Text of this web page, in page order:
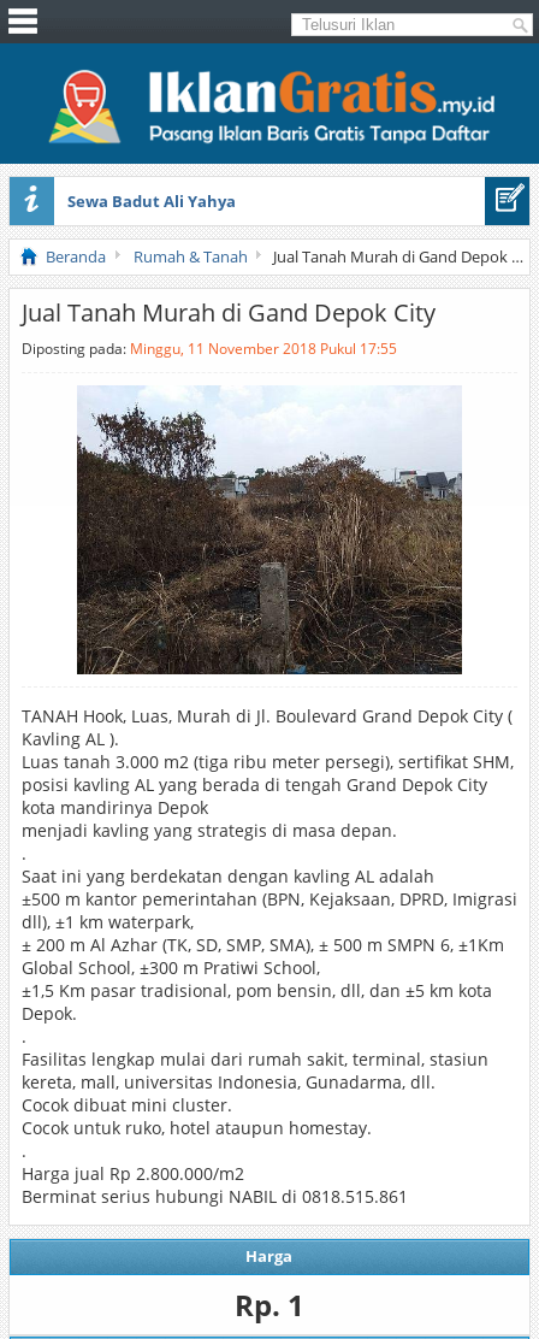
Sewa Badut Ali Yahya
Honda Brio 1.3 E AT CBU 2012 Putih
Beranda Rumah & Tanah Jual Tanah Murah di Gand Depok City
Jual Tanah Murah di Gand Depok City
Diposting pada: Minggu, 11 November 2018 Pukul 17:55
TANAH Hook, Luas, Murah di Jl. Boulevard Grand Depok City (
Kavling AL ).
Luas tanah 3.000 m2 (tiga ribu meter persegi), sertifikat SHM,
posisi kavling AL yang berada di tengah Grand Depok City
kota mandirinya Depok
menjadi kavling yang strategis di masa depan.
.
Saat ini yang berdekatan dengan kavling AL adalah
±500 m kantor pemerintahan (BPN, Kejaksaan, DPRD, Imigrasi
dll), ±1 km waterpark,
± 200 m Al Azhar (TK, SD, SMP, SMA), ± 500 m SMPN 6, ±1Km
Global School, ±300 m Pratiwi School,
±1,5 Km pasar tradisional, pom bensin, dll, dan ±5 km kota
Depok.
.
Fasilitas lengkap mulai dari rumah sakit, terminal, stasiun
kereta, mall, universitas Indonesia, Gunadarma, dll.
Cocok dibuat mini cluster.
Cocok untuk ruko, hotel ataupun homestay.
.
Harga jual Rp 2.800.000/m2
Berminat serius hubungi NABIL di 0818.515.861
Harga
Rp. 1